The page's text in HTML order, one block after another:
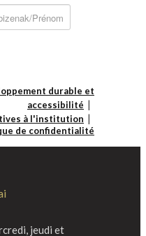
durable et
accessibilité
à l'institution
de confidentialité
jeudi et